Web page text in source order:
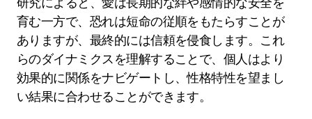
育む一方で、恐れは短命の従順をもたらすことが
ありますが、最終的には信頼を侵食します。これ
らのダイナミクスを理解することで、個人はより
効果的に関係をナビゲートし、性格特性を望まし
い結果に合わせることができます。